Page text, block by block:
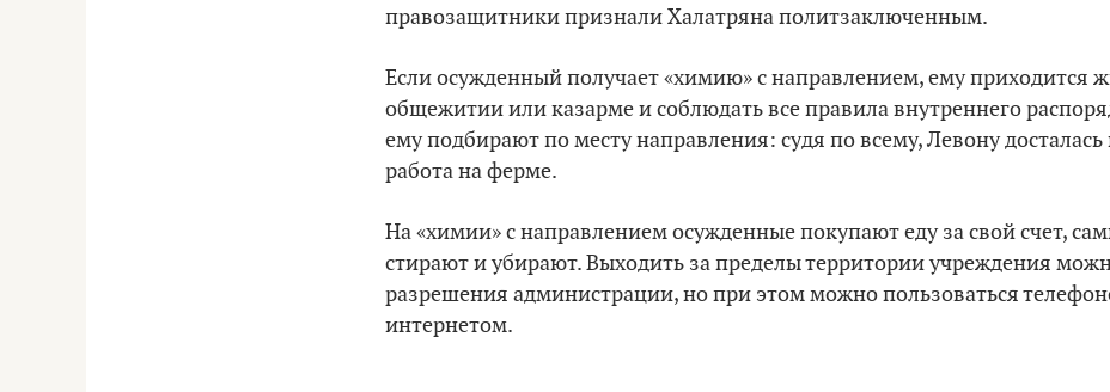
правозащитники признали Халатряна политзаключенным.
Если осужденный получает «химию» с направлением, ему приходится
общежитии или казарме и соблюдать все правила внутреннего
ему подбирают по месту направления: судя по всему, Левону досталась
работа на ферме.
На «химии» с направлением осужденные покупают еду за свой счет,
стирают и убирают. Выходить за пределы территории учреждения
разрешения администрации, но при этом можно пользоваться
интернетом.